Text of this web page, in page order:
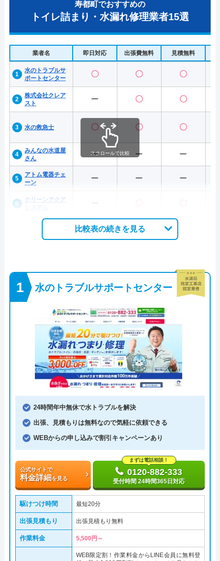
寿都町でおすすめの
トイレ詰まり・水漏れ修理業者15選
業者名 即日対応 出張費無料 見積無料
水のトラブルサ
ポートセンター
〇 〇 〇
株式会社クレア
スト
ー 〇 〇
水の救急士 〇 〇 〇
みんなの水道屋
さん
ー ー ー
アトム電器チェ
ーン
ー ー ー
クリーンアクア
スクロールで比較
比較表の続きを見る
水のトラブルサポートセンター
24時間年中無休で水トラブルを解決
出張、見積もりは無料なので気軽に依頼できる
WEBからの申し込みで割引キャンペーンあり
公式サイトで
料金詳細を見る
まずは電話相談！
0120-882-333
受付時間 24時間365日対応
駆けつけ時間 最短20分
出張見積もり 出張見積もり無料
作業料金 5,500円～
WEB限定割！作業料金からLINE会員に無料登